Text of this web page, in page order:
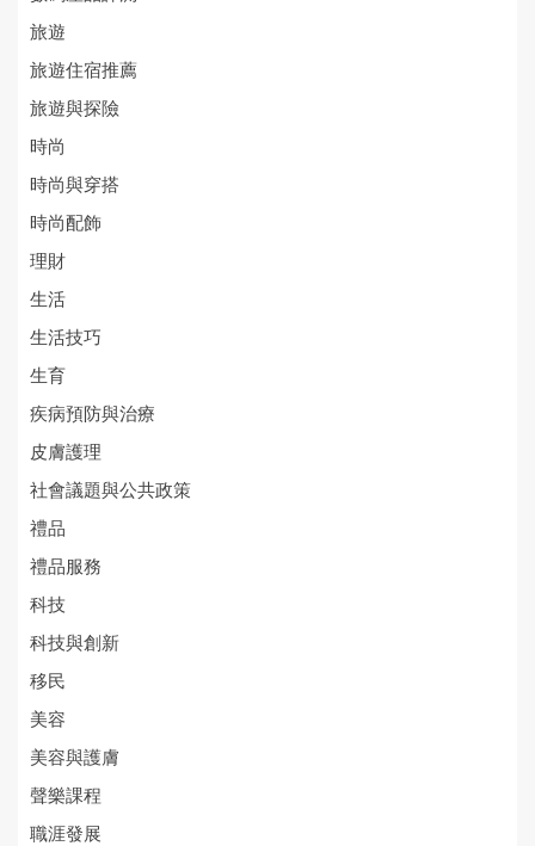
旅遊
旅遊住宿推薦
旅遊與探險
時尚
時尚與穿搭
時尚配飾
理財
生活
生活技巧
生育
疾病預防與治療
皮膚護理
社會議題與公共政策
禮品
禮品服務
科技
科技與創新
移民
美容
美容與護膚
聲樂課程
職涯發展